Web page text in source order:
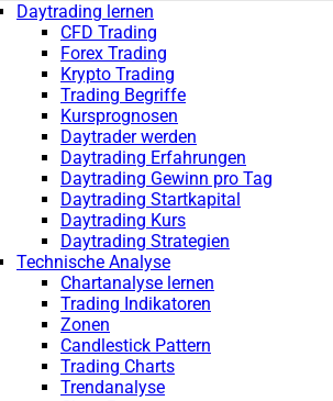
Daytrading lernen
CFD Trading
Forex Trading
Krypto Trading
Trading Begriffe
Kursprognosen
Daytrader werden
Daytrading Erfahrungen
Daytrading Gewinn pro Tag
Daytrading Startkapital
Daytrading Kurs
Daytrading Strategien
Technische Analyse
Chartanalyse lernen
Trading Indikatoren
Zonen
Candlestick Pattern
Trading Charts
Trendanalyse